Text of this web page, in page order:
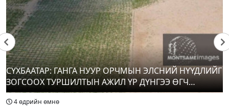
ажиллагаагаа өргөжүүлэхээр санал
солилцлоо
6 өдрийн өмнө
Улаанбаатар хот орчимд Туул гол үерийн
аюултай түвшинг даван үерлэх төлөвтэй
байна
6 өдрийн өмнө
Үс шинээр үргээлгэх буюу засуулахад
тохиромжгүй
СҮХБААТАР: ГАНГА НУУР ОРЧМЫН ЭЛСНИЙ НҮҮДЛИЙГ
ЗОГСООХ ТУРШИЛТЫН АЖИЛ ҮР ДҮНГЭЭ ӨГЧ
ЭХЭЛЖЭЭ
4 өдрийн өмнө